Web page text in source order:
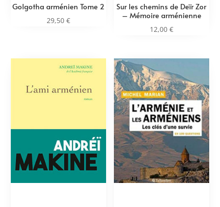
Golgotha arménien Tome 2
29,50€
Sur les chemins de Deïr Zor
– Mémoire arménienne
12,00 €